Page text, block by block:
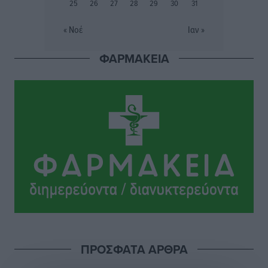
Αθλητικά• πριν 10 ώρες
Σι Τζέι Χάρις: «Να πανηγυρίσουμε πολλές νίκες μαζί»
Αθλητικά • πριν 11 ώρες
Ροδήλιος: Ο απολογισμός από το Πανελλήνιο
Πρωτάθλημα Πίστας
25
26 27 28 29 30 31
« Νοέ Ιαν »
ΦΑΡΜΑΚΕΙΑ
ΠΡΟΣΦΑΤΑ ΑΡΘΡΑ